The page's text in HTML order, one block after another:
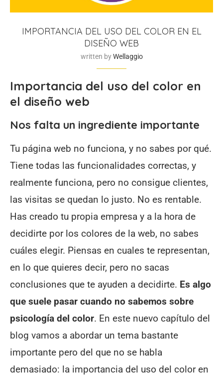
IMPORTANCIA DEL USO DEL COLOR EN EL
DISEÑO WEB
written byWellaggio
Importancia del uso del color en
el diseño web
Nos falta un ingrediente importante
Tu página web no funciona, y no sabes por qué.
Tiene todas las funcionalidades correctas, y
realmente funciona, pero no consigue clientes,
las visitas se quedan lo justo. No es rentable.
Has creado tu propia empresa y a la hora de
decidirte por los colores de la web, no sabes
cuáles elegir. Piensas en cuales te representan,
en lo que quieres decir, pero no sacas
conclusiones que te ayuden a decidirte. Es algo
que suele pasar cuando no sabemos sobre
psicología del color. En este nuevo capítulo del
blog vamos a abordar un tema bastante
importante pero del que no se habla
demasiado: la importancia del uso del color en